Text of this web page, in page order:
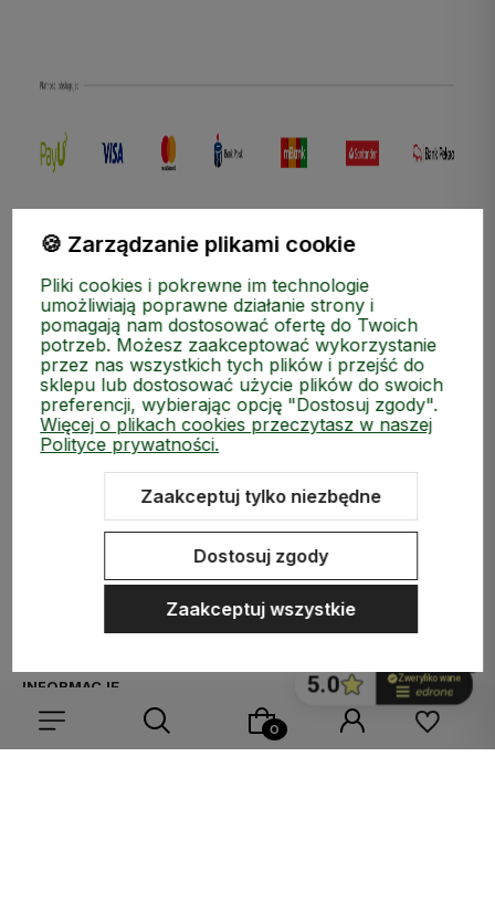
MEDIA SPOŁECZNOŚCIOWE
MOJE KONTO
INFORMACJE
🍪 Zarządzanie plikami cookie
Pliki cookies i pokrewne im technologie
umożliwiają poprawne działanie strony i
pomagają nam dostosować ofertę do Twoich
potrzeb. Możesz zaakceptować wykorzystanie
przez nas wszystkich tych plików i przejść do
sklepu lub dostosować użycie plików do swoich
preferencji, wybierając opcję "Dostosuj zgody".
Więcej o plikach cookies przeczytasz w naszej
Polityce prywatności.
Zaakceptuj tylko niezbędne
Dostosuj zgody
Zaakceptuj wszystkie